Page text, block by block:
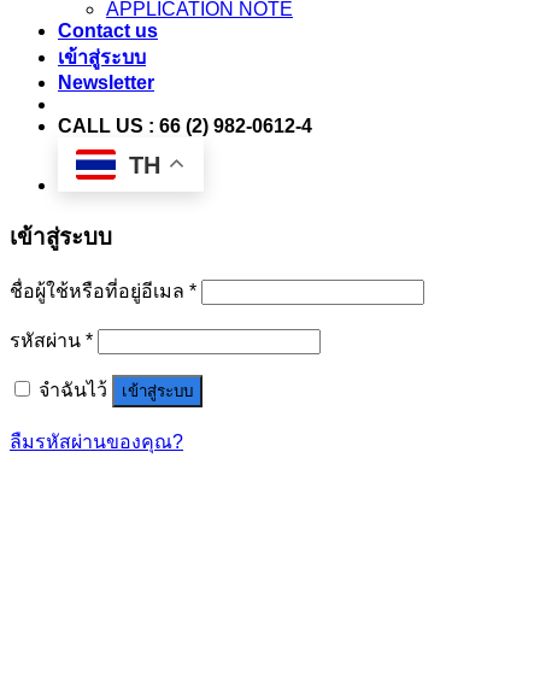
APPLICATION NOTE
Contact us
เข้าสู่ระบบ
Newsletter
CALL US : 66 (2) 982-0612-4
TH
เข้าสู่ระบบ
ชื่อผู้ใช้หรือที่อยู่อีเมล *
รหัสผ่าน *
จำฉันไว้ เข้าสู่ระบบ
ลืมรหัสผ่านของคุณ?